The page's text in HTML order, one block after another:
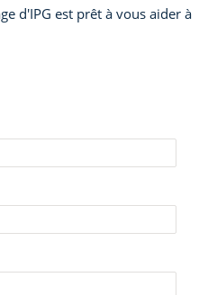
d'IPG est prêt à vous aider à